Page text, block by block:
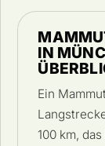
IN
Ein
100 km,